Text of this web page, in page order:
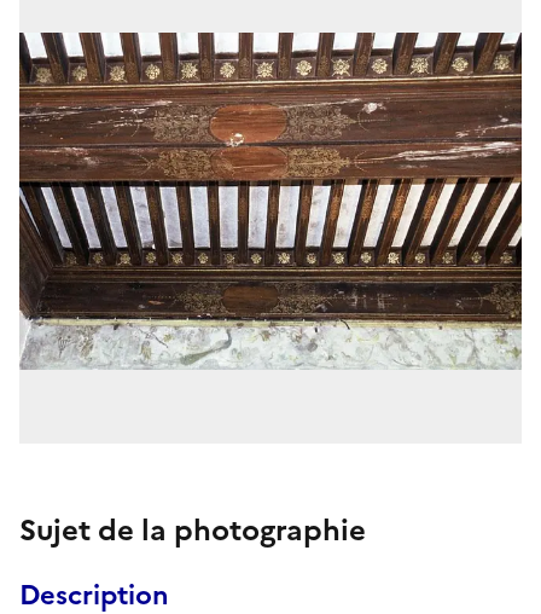
Sujet de la photographie
Description